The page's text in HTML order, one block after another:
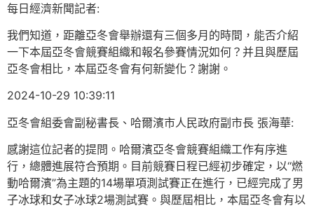
每日經濟新聞記者:
我們知道，距離亞冬會舉辦還有三個多月的時間，能否介紹
一下本屆亞冬會競賽組織和報名參賽情況如何？并且與歷屆
亞冬會相比，本屆亞冬會有何新變化？謝謝。
2024-10-29 10:39:11
亞冬會組委會副秘書長、哈爾濱市人民政府副市長 張海華:
感謝這位記者的提問。哈爾濱亞冬會競賽組織工作有序進
行，總體進展符合預期。目前競賽日程已經初步確定，以“燃
動哈爾濱”為主題的14場單項測試賽正在進行，已經完成了男
子冰球和女子冰球2場測試賽。與歷屆相比，本屆亞冬會有以